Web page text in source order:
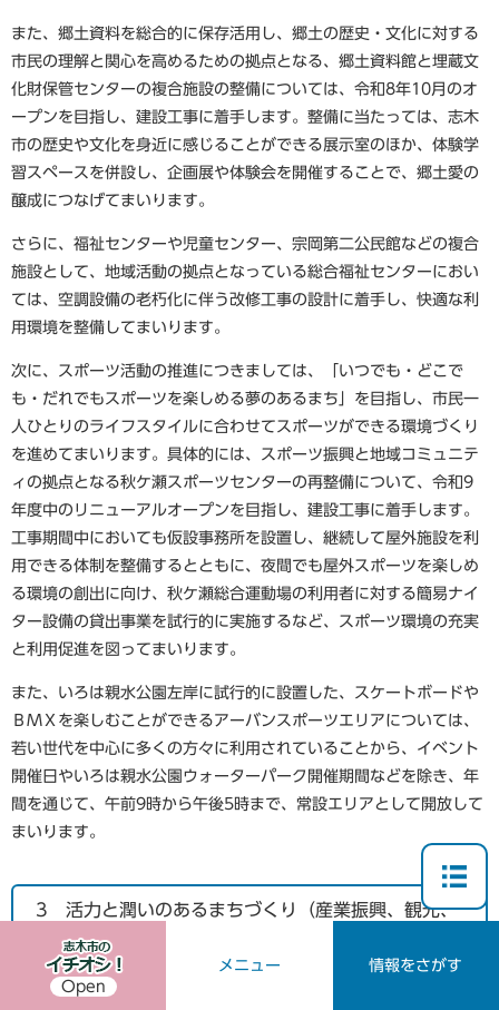
Open
メニュー 情報をさがす
また、郷土資料を総合的に保存活用し、郷土の歴史・文化に対する
市民の理解と関心を高めるための拠点となる、郷土資料館と埋蔵文
化財保管センターの複合施設の整備については、令和8年10月のオ
ープンを目指し、建設工事に着手します。整備に当たっては、志木
市の歴史や文化を身近に感じることができる展示室のほか、体験学
習スペースを併設し、企画展や体験会を開催することで、郷土愛の
醸成につなげてまいります。
さらに、福祉センターや児童センター、宗岡第二公民館などの複合
施設として、地域活動の拠点となっている総合福祉センターにおい
ては、空調設備の老朽化に伴う改修工事の設計に着手し、快適な利
用環境を整備してまいります。
次に、スポーツ活動の推進につきましては、「いつでも・どこで
も・だれでもスポーツを楽しめる夢のあるまち」を目指し、市民一
人ひとりのライフスタイルに合わせてスポーツができる環境づくり
を進めてまいります。具体的には、スポーツ振興と地域コミュニテ
ィの拠点となる秋ケ瀬スポーツセンターの再整備について、令和9
年度中のリニューアルオープンを目指し、建設工事に着手します。
工事期間中においても仮設事務所を設置し、継続して屋外施設を利
用できる体制を整備するとともに、夜間でも屋外スポーツを楽しめ
る環境の創出に向け、秋ケ瀬総合運動場の利用者に対する簡易ナイ
ター設備の貸出事業を試行的に実施するなど、スポーツ環境の充実
と利用促進を図ってまいります。
また、いろは親水公園左岸に試行的に設置した、スケートボードや
ＢＭＸを楽しむことができるアーバンスポーツエリアについては、
若い世代を中心に多くの方々に利用されていることから、イベント
開催日やいろは親水公園ウォーターパーク開催期間などを除き、年
間を通じて、午前9時から午後5時まで、常設エリアとして開放して
まいります。
3 活力と潤いのあるまちづくり（産業振興、観光、
水と緑、地球環境、資源循環）
産業振興につきましては、「志木市中心市街地活性化基本計画」に